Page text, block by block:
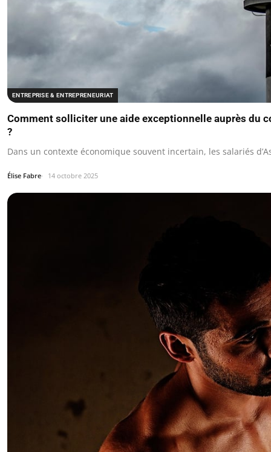
ENTREPRISE & ENTREPRENEURIAT
Comment solliciter une aide exceptionnelle auprès du
?
Dans un contexte économique souvent incertain, les salariés
Élise Fabre 14 octobre 2025